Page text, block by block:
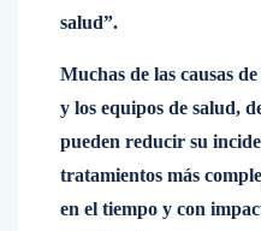
salud”.
Muchas de las causas
y los equipos de salud,
pueden reducir su
tratamientos más
en el tiempo y con